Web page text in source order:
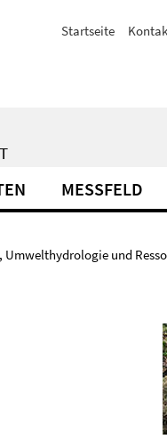
Startseite
MESSFELD
Umwelthydrologie und